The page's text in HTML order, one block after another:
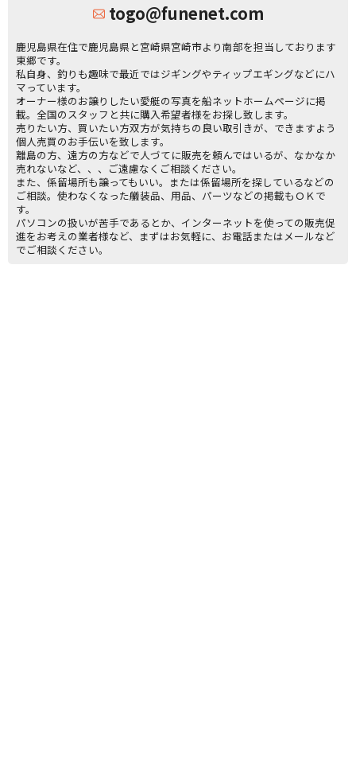
togo@funenet.com
鹿児島県在住で鹿児島県と宮崎県宮崎市より南部を担当しております
東郷です。
私自身、釣りも趣味で最近ではジギングやティップエギングなどにハ
マっています。
オーナー様のお譲りしたい愛艇の写真を船ネットホームページに掲
載。全国のスタッフと共に購入希望者様をお探し致します。
売りたい方、買いたい方双方が気持ちの良い取引きが、できますよう
個人売買のお手伝いを致します。
離島の方、遠方の方などで人づてに販売を頼んではいるが、なかなか
売れないなど、、、ご遠慮なくご相談ください。
また、係留場所も譲ってもいい。または係留場所を探しているなどの
ご相談。使わなくなった艤装品、用品、パーツなどの掲載もＯＫで
す。
パソコンの扱いが苦手であるとか、インターネットを使っての販売促
進をお考えの業者様など、まずはお気軽に、お電話またはメールなど
でご相談ください。